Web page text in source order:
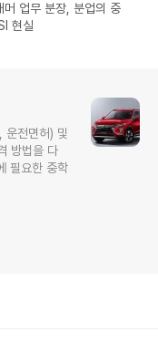
머 업무 분장, 분업의 중
현실
운전면허) 및
방법을 다
필요한 중학